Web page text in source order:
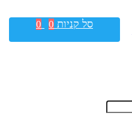
סל קניות 0
0